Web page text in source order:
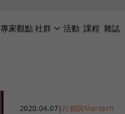
專家觀點社群 活動 課程 雜誌
2020.04.07|行銷與Martech